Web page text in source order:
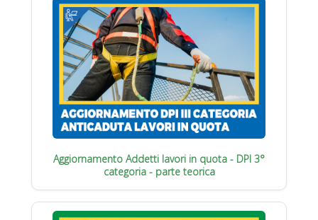
Aggiornamento Addetti lavori in quota - DPI 3°
categoria - parte teorica